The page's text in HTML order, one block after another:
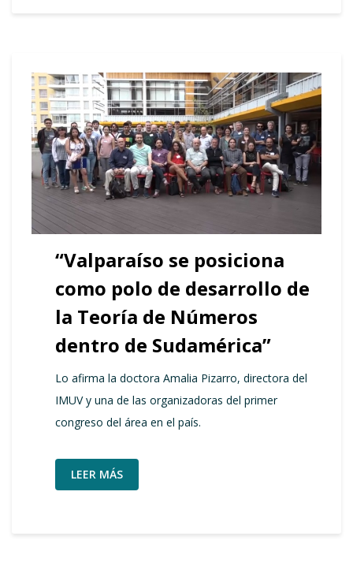
“Valparaíso se posiciona
como polo de desarrollo de
la Teoría de Números
dentro de Sudamérica”
Lo afirma la doctora Amalia Pizarro, directora del
IMUV y una de las organizadoras del primer
congreso del área en el país.
LEER MÁS